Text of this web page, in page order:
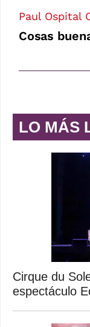
Paul Ospital
Cosas
LO MÁS
Cirque du
espectáculo